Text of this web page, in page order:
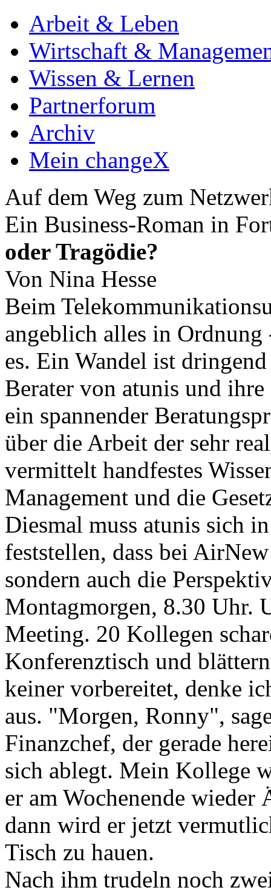
Arbeit & Leben
Wirtschaft &
Wissen & Lernen
Partnerforum
Archiv
Mein changeX
Auf dem Weg zum
Ein Business-Roman in
oder Tragödie?
Von Nina Hesse
Beim
angeblich alles in
es. Ein Wandel ist
Berater von atunis und
ein spannender
über die Arbeit der sehr
vermittelt handfestes
Management und die
Diesmal muss atunis sich
feststellen, dass bei
sondern auch die
Montagmorgen, 8.30 Uhr.
Meeting. 20 Kollegen
Konferenztisch und
keiner vorbereitet, denke
aus. "Morgen, Ronny",
Finanzchef, der gerade
sich ablegt. Mein Kollege
er am Wochenende wieder
dann wird er jetzt
Tisch zu hauen.
Nach ihm trudeln noch